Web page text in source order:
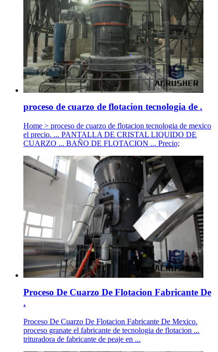
proceso de cuarzo de flotacion tecnologia de .
Home > proceso de cuarzo de flotacion tecnologia de mexico
el precio. ... PANTALLA DE CRISTAL LIQUIDO DE
CUARZO ... BAÑO DE FLOTACION ... Precio;
Proceso De Cuarzo De Flotacion Fabricante De
.
Proceso De Cuarzo De Flotacion Fabricante De Mexico.
proceso granate el fabricante de tecnologia de flotacion ...
trituradora de fabricante de peaje en ...